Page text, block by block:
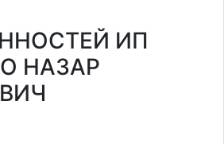
ИП
НАЗАР